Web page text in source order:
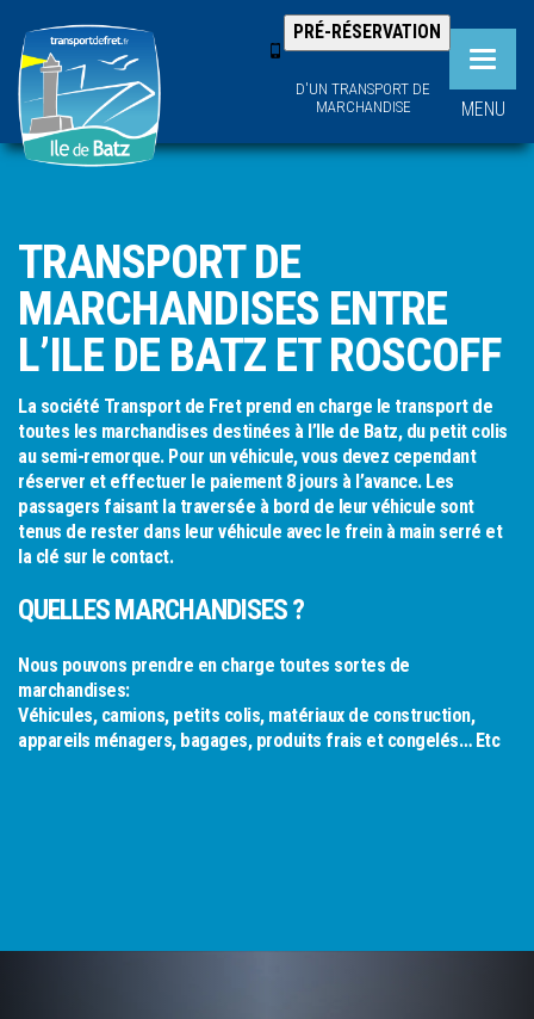
TRANSPORT DE
MARCHANDISES ENTRE
L’ILE DE BATZ ET ROSCOFF
La société Transport de Fret prend en charge le transport de
toutes les marchandises destinées à l’Ile de Batz, du petit colis
au semi-remorque. Pour un véhicule, vous devez cependant
réserver et effectuer le paiement 8 jours à l’avance. Les
passagers faisant la traversée à bord de leur véhicule sont
tenus de rester dans leur véhicule avec le frein à main serré et
la clé sur le contact.
QUELLES MARCHANDISES ?
Nous pouvons prendre en charge toutes sortes de
marchandises:
Véhicules, camions, petits colis, matériaux de construction,
appareils ménagers, bagages, produits frais et congelés… Etc
Toggle
MENU
PRÉ-RÉSERVATION
D'UN TRANSPORT DE
MARCHANDISE